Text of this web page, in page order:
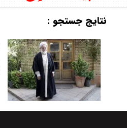
نتایج جستجو :